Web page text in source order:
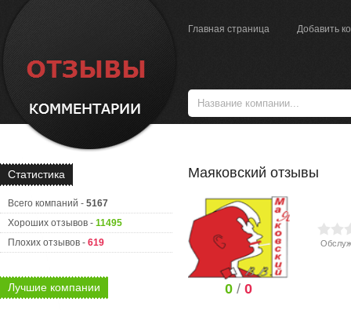
Главная страница Добавить
Статистика
Всего компаний - 5167
Хороших отзывов - 11495
Плохих отзывов - 619
Лучшие компании
Маяковский отзывы
0 /0